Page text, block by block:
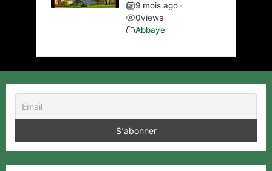
9 mois ago •
0views
Abbaye